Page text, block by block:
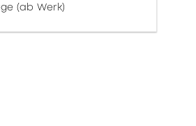
(ab Werk)